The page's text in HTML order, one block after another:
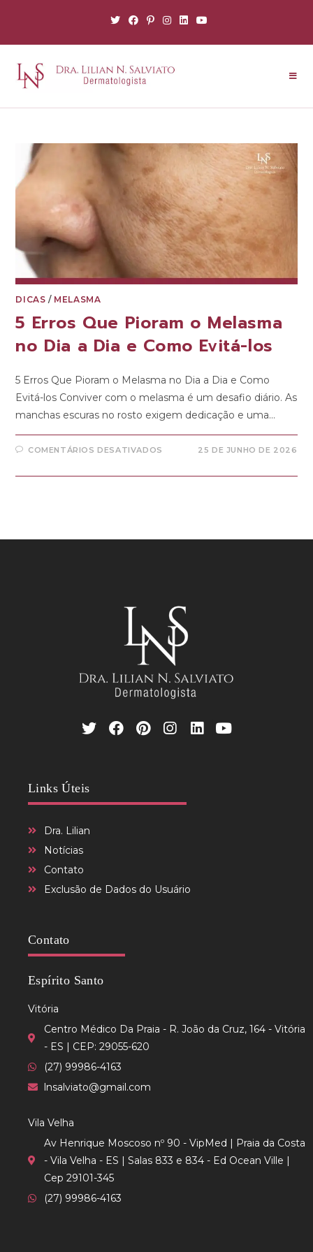
DICAS / MELASMA
5 Erros Que Pioram o Melasma
no Dia a Dia e Como Evitá-los
5 Erros Que Pioram o Melasma no Dia a Dia e Como
Evitá-los Conviver com o melasma é um desafio diário. As
manchas escuras no rosto exigem dedicação e uma…
COMENTÁRIOS DESATIVADOS 25 DE JUNHO DE 2026
Links Úteis
Dra. Lilian
Notícias
Contato
Exclusão de Dados do Usuário
Contato
Espírito Santo
Vitória
Centro Médico Da Praia - R. João da Cruz, 164 - Vitória
- ES | CEP: 29055-620
(27) 99986-4163
lnsalviato@gmail.com
Vila Velha
Av Henrique Moscoso nº 90 - VipMed | Praia da Costa
- Vila Velha - ES | Salas 833 e 834 - Ed Ocean Ville |
Cep 29101-345
(27) 99986-4163